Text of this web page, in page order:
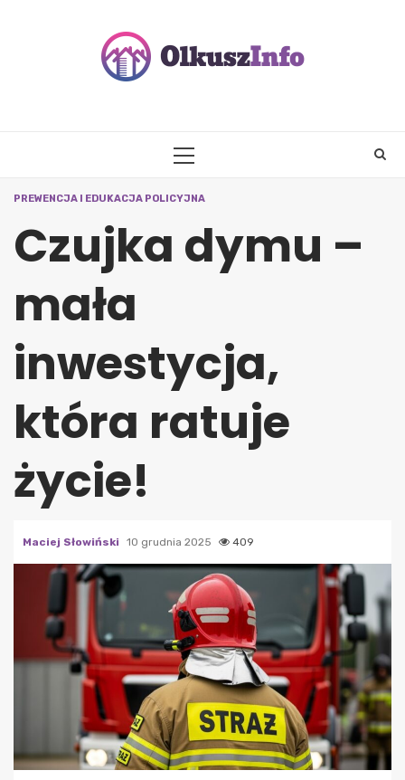
PRIMARY
PREWENCJA I EDUKACJA POLICYJNA
Czujka dymu –
mała
inwestycja,
która ratuje
życie!
Maciej Słowiński 10 grudnia 2025 409